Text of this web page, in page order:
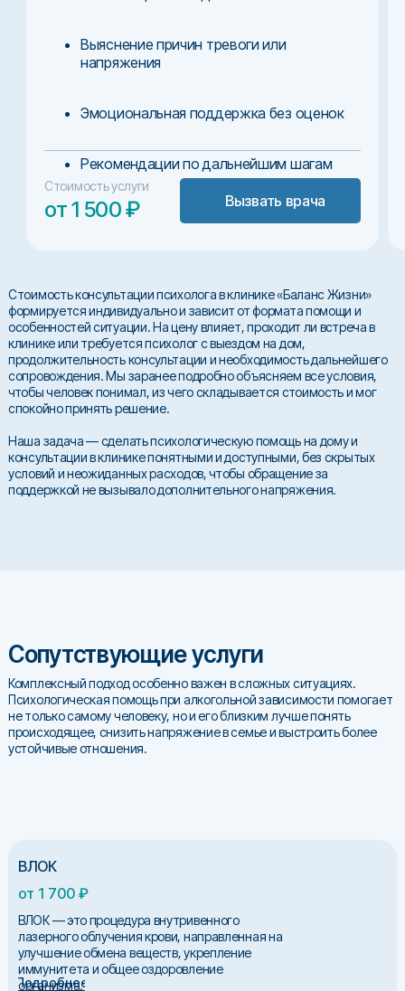
Выяснение причин тревоги или
напряжения
Эмоциональная поддержка без оценок
Рекомендации по дальнейшим шагам
Стоимость услуги
от 1 500 ₽ Вызвать врача
Стоимость консультации психолога в клинике «Баланс Жизни»
формируется индивидуально и зависит от формата помощи и
особенностей ситуации. На цену влияет, проходит ли встреча в
клинике или требуется психолог с выездом на дом,
продолжительность консультации и необходимость дальнейшего
сопровождения. Мы заранее подробно объясняем все условия,
чтобы человек понимал, из чего складывается стоимость и мог
спокойно принять решение.
Наша задача — сделать психологическую помощь на дому и
консультации в клинике понятными и доступными, без скрытых
условий и неожиданных расходов, чтобы обращение за
поддержкой не вызывало дополнительного напряжения.
Сопутствующие услуги
Комплексный подход особенно важен в сложных ситуациях.
Психологическая помощь при алкогольной зависимости помогает
не только самому человеку, но и его близким лучше понять
происходящее, снизить напряжение в семье и выстроить более
устойчивые отношения.
ВЛОК
ВЛОК — это процедура внутривенного
лазерного облучения крови, направленная на
улучшение обмена веществ, укрепление
иммунитета и общее оздоровление
организма.
Подробнее
от 1 700 ₽